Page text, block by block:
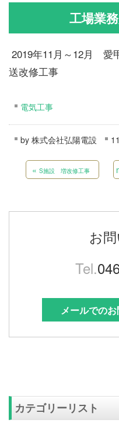
工場業
2019年11月～12月
送改修工事
電気工事
by 株式会社弘陽電設
« S施設 増改修工事
お
Tel.
メールでの
カテゴリーリスト